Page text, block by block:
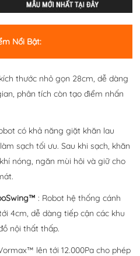
Nổi Bật:
thước nhỏ gọn 28cm, dễ dàng
phân tích còn tạo điểm nhấn
có khả năng giặt khăn lau
sạch tối ưu. Sau khi sạch, khăn
nóng, ngăn mùi hôi và giữ cho
: Robot hệ thống cánh
4cm, dễ dàng tiếp cận các khu
nội thất thấp.
lên tới 12.000Pa cho phép